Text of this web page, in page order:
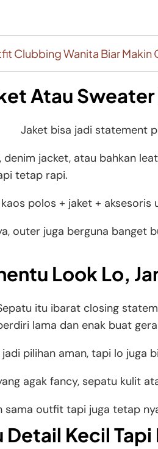
Clubbing Wanita Biar Makin
Atau
Jaket bisa jadi statement
jacket, atau bahkan
tetap rapi.
polos + jaket +
outer juga berguna
Look Lo,
itu ibarat closing
lama dan enak buat
jadi pilihan aman, tapi lo
agak fancy, sepatu kulit
sama outfit tapi juga tetap
Kecil Tapi